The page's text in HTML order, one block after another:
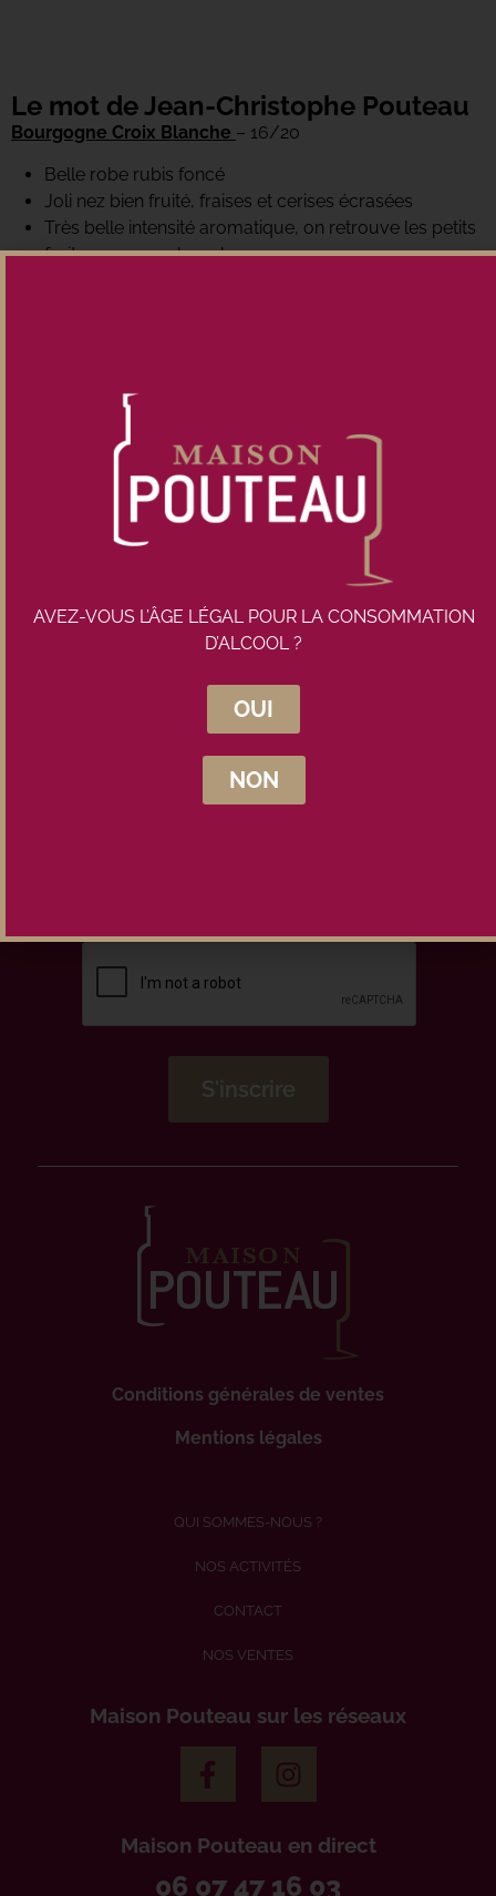
Le mot de Jean-Christophe Pouteau
Bourgogne Croix Blanche – 16/20
Belle robe rubis foncé
Joli nez bien fruité, fraises et cerises écrasées
Très belle intensité aromatique, on retrouve les petits
fruits rouges en bouche.
Caisse de 6 bouteilles
Inscrivez-vous à la newsletter
Maison Pouteau
Conditions générales de ventes
Mentions légales
QUI SOMMES-NOUS ?
NOS ACTIVITÉS
CONTACT
NOS VENTES
Maison Pouteau sur les réseaux
Maison Pouteau en direct
06 07 47 16 03
AVEZ-VOUS L’ÂGE LÉGAL POUR LA CONSOMMATION
D’ALCOOL ?
OUI
NON